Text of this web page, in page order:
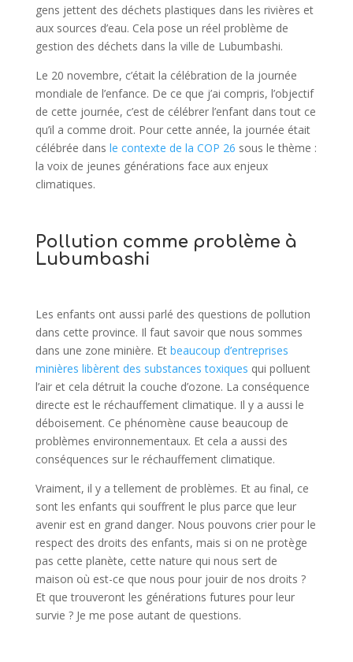
gens jettent des déchets plastiques dans les rivières et
aux sources d’eau. Cela pose un réel problème de
gestion des déchets dans la ville de Lubumbashi.
Le 20 novembre, c’était la célébration de la journée
mondiale de l’enfance. De ce que j’ai compris, l’objectif
de cette journée, c’est de célébrer l’enfant dans tout ce
qu’il a comme droit. Pour cette année, la journée était
célébrée dans le contexte de la COP 26 sous le thème :
la voix de jeunes générations face aux enjeux
climatiques.
Pollution comme problème à
Lubumbashi
Les enfants ont aussi parlé des questions de pollution
dans cette province. Il faut savoir que nous sommes
dans une zone minière. Et beaucoup d’entreprises
minières libèrent des substances toxiques qui polluent
l’air et cela détruit la couche d’ozone. La conséquence
directe est le réchauffement climatique. Il y a aussi le
déboisement. Ce phénomène cause beaucoup de
problèmes environnementaux. Et cela a aussi des
conséquences sur le réchauffement climatique.
Vraiment, il y a tellement de problèmes. Et au final, ce
sont les enfants qui souffrent le plus parce que leur
avenir est en grand danger. Nous pouvons crier pour le
respect des droits des enfants, mais si on ne protège
pas cette planète, cette nature qui nous sert de
maison où est-ce que nous pour jouir de nos droits ?
Et que trouveront les générations futures pour leur
survie ? Je me pose autant de questions.